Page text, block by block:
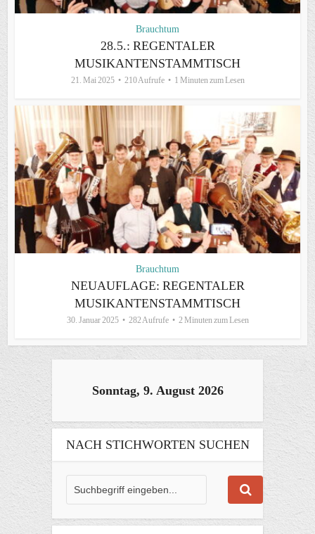
Brauchtum
28.5.: REGENTALER
MUSIKANTENSTAMMTISCH
21. Mai 2025 210 Aufrufe 1 Minuten zum Lesen
Brauchtum
NEUAUFLAGE: REGENTALER
MUSIKANTENSTAMMTISCH
30. Januar 2025 282 Aufrufe 2 Minuten zum Lesen
Sonntag, 9. August 2026
NACH STICHWORTEN SUCHEN